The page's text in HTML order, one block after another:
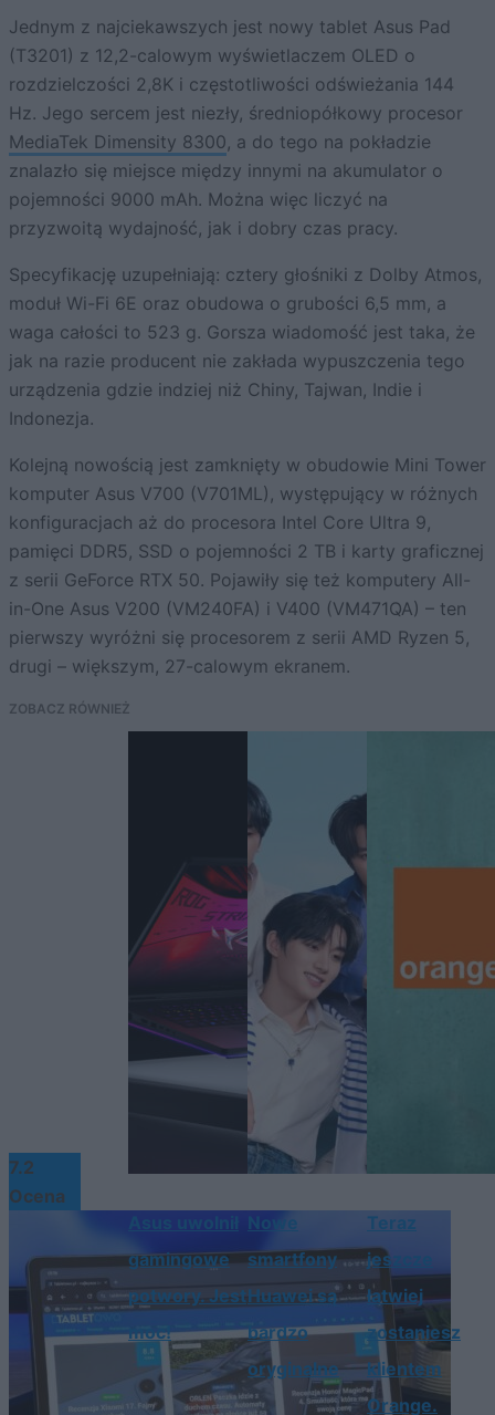
Jednym z najciekawszych jest nowy tablet Asus Pad
(T3201) z 12,2-calowym wyświetlaczem OLED o
rozdzielczości 2,8K i częstotliwości odświeżania 144
Hz. Jego sercem jest niezły, średniopółkowy procesor
MediaTek Dimensity 8300, a do tego na pokładzie
znalazło się miejsce między innymi na akumulator o
pojemności 9000 mAh. Można więc liczyć na
przyzwoitą wydajność, jak i dobry czas pracy.
Specyfikację uzupełniają: cztery głośniki z Dolby Atmos,
moduł Wi-Fi 6E oraz obudowa o grubości 6,5 mm, a
waga całości to 523 g. Gorsza wiadomość jest taka, że
jak na razie producent nie zakłada wypuszczenia tego
urządzenia gdzie indziej niż Chiny, Tajwan, Indie i
Indonezja.
Kolejną nowością jest zamknięty w obudowie Mini Tower
komputer Asus V700 (V701ML), występujący w różnych
konfiguracjach aż do procesora Intel Core Ultra 9,
pamięci DDR5, SSD o pojemności 2 TB i karty graficznej
z serii GeForce RTX 50. Pojawiły się też komputery All-
in-One Asus V200 (VM240FA) i V400 (VM471QA) – ten
pierwszy wyróżni się procesorem z serii AMD Ryzen 5,
drugi – większym, 27-calowym ekranem.
ZOBACZ RÓWNIEŻ
7.2
Ocena
Asus uwolnił
gamingowe
potwory. Jest
moc!
Nowe
smartfony
Huawei są
bardzo
oryginalne
Teraz
jeszcze
łatwiej
zostaniesz
klientem
Orange.